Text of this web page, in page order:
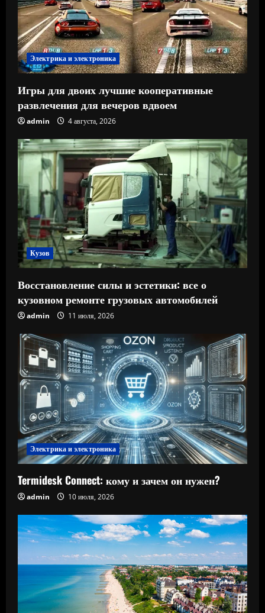
Электрика и электроника
Игры для двоих лучшие кооперативные
развлечения для вечеров вдвоем
admin 4 августа, 2026
Кузов
Восстановление силы и эстетики: все о
кузовном ремонте грузовых автомобилей
admin 11 июля, 2026
Электрика и электроника
Termidesk Connect: кому и зачем он нужен?
admin 10 июля, 2026